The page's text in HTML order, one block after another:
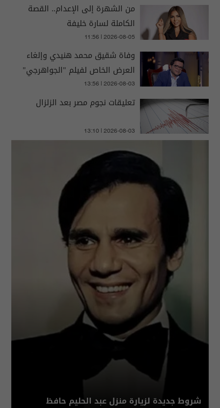
شروط جديدة لزيارة منزل عبد الحليم حافظ
من الشهرة إلى الإعدام.. القصة
الكاملة لسارة خليفة
11:56 | 2026-08-05
وفاة شقيق محمد هنيدي وإلغاء
العرض الخاص لفيلم "الجواهرجي"
13:56 | 2026-08-03
تعليقات نجوم مصر بعد الزلزال
13:10 | 2026-08-03